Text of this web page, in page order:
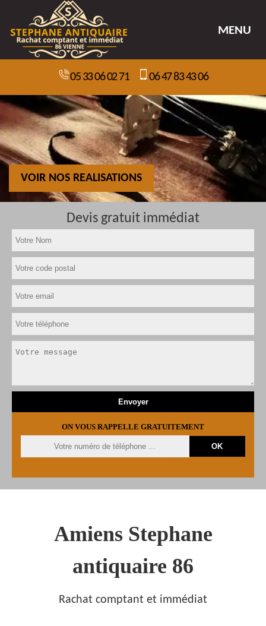
MENU
05 33 06 02 71 06 47 83 43 06
VOIR NOS REALISATIONS
Devis gratuit immédiat
ON VOUS RAPPELLE GRATUITEMENT
Amiens Stephane
antiquaire 86
Rachat comptant et immédiat